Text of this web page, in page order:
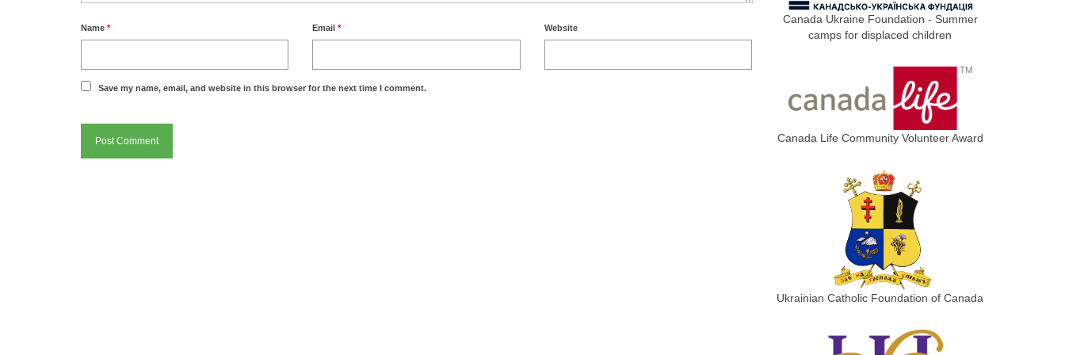
Name * Email* Website
Save my name, email, and website in this browser for the next time I comment.
Canada Ukraine Foundation - Summer
camps for displaced children
Canada Life Community Volunteer Award
Ukrainian Catholic Foundation of Canada